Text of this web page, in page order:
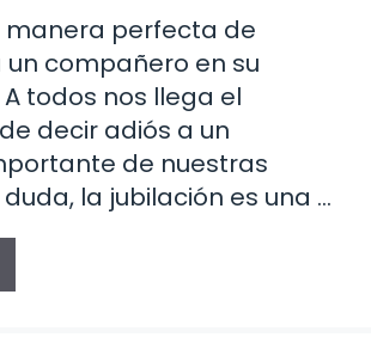
manera perfecta de
compañero en su
todos nos llega el
decir adiós a un
de nuestras
duda, la jubilación es una …